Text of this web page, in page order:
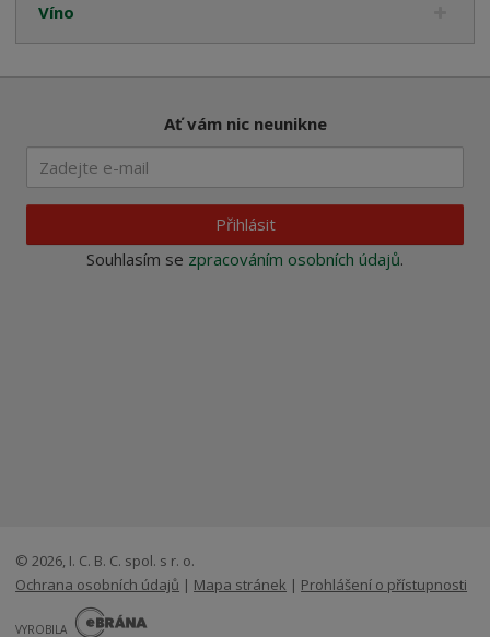
Víno
Ať vám nic neunikne
Přihlásit
Souhlasím se zpracováním osobních údajů.
© 2026, I. C. B. C. spol. s r. o.
Ochrana osobních údajů | Mapa stránek | Prohlášení o přístupnosti
VYROBILA